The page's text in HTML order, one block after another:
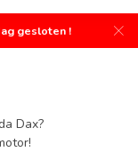
gesloten !
Dax?